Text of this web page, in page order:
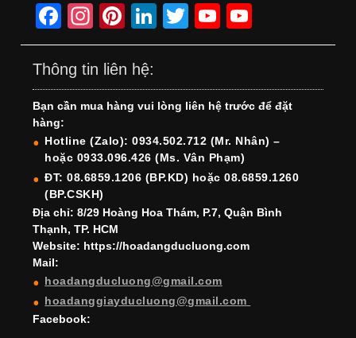
F
a
c
e
b
o
o
k
In
st
a
gr
a
m
Pi
nt
er
e
st
Li
n
e
dI
n
T
wi
er
Y
o
T
u
b
e
o
T
u
b
e
h
Thông tin liên hệ:
Bạn cần mua hàng vui lòng liên hệ trước để đặt
hàng:
Hotline (Zalo): 0934.502.712 (Mr. Nhân) –
hoặc 0933.096.426 (Ms. Vân Phạm)
ĐT: 08.6859.1206 (BP.KD) hoặc 08.6859.1260
(BP.CSKH)
Địa chỉ: 8/29 Hoàng Hoa Thám, P.7, Quận Bình
Thạnh, TP. HCM
Website: https://hoadangducluong.com
Mail:
hoadangducluong@gmail.com
hoadanggiayducluong@gmail.com
Facebook: